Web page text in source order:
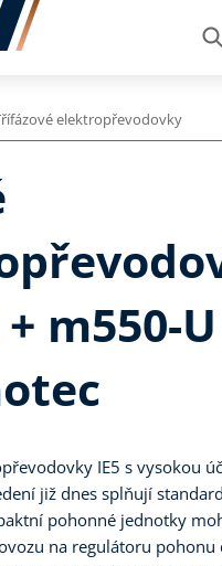
elektropřevodovky
m550-
IE5 s vysokou
již dnes splňují
pohonné jednotky
na regulátoru pohonu